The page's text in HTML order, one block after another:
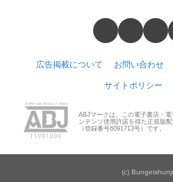
広告掲載について お問い合わせ
サイトポリシー
ABJマークは、この電子書店・
ンテンツ使用許諾を得た正規版
（登録番号6091713号）です。
(c)